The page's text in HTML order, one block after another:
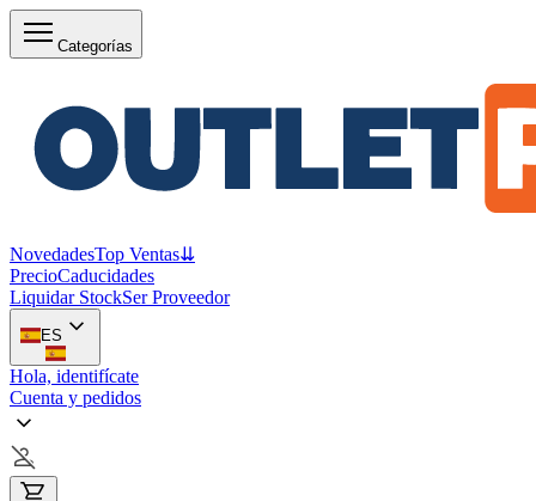
Categorías
NovedadesTop Ventas⇊
PrecioCaducidades
Liquidar StockSer Proveedor
ES
Hola, identifícate
Cuenta y pedidos